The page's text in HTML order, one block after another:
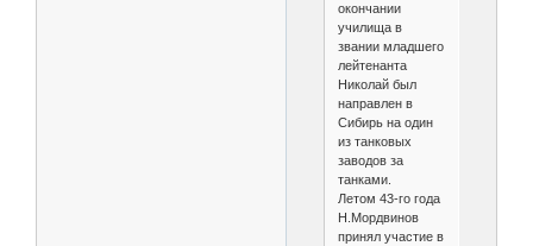
окончании
училища в
звании младшего
лейтенанта
Николай был
направлен в
Сибирь на один
из танковых
заводов за
танками.
Летом 43-го года
Н.Мордвинов
принял участие в